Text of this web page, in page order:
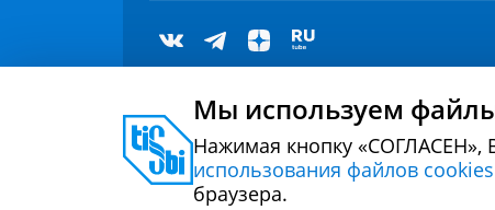
2000 - 2026 © Университет управления «ТИСБИ»
Мы используем
Нажимая кнопку «СОГЛАСЕН»,
использования файлов cookies
браузера.